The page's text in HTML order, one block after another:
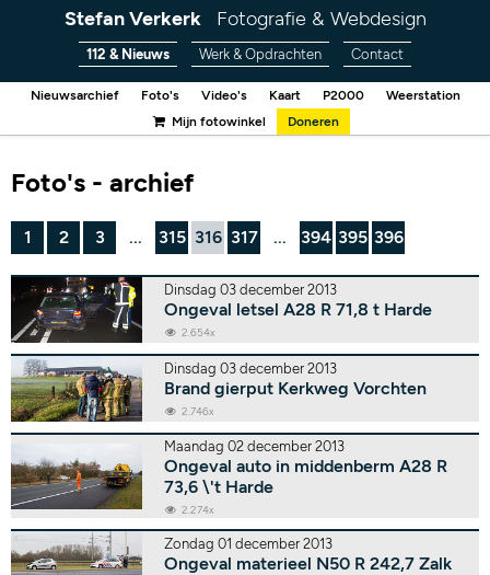
Stefan Verkerk Fotografie & Webdesign
112 & Nieuws Werk & Opdrachten Contact
Nieuwsarchief Foto's Video's Kaart P2000
Weerstation
Mijn fotowinkel
Doneren
Foto's - archief
1 2 3 ... 315 316 317 ... 394 395 396
Dinsdag 03 december 2013
Ongeval letsel A28 R 71,8 t Harde
2.654x
Dinsdag 03 december 2013
Brand gierput Kerkweg Vorchten
2.746x
Maandag 02 december 2013
Ongeval auto in middenberm A28 R
73,6 \'t Harde
2.274x
Zondag 01 december 2013
Ongeval materieel N50 R 242,7 Zalk